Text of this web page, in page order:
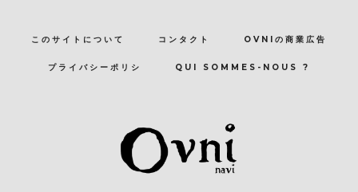
このサイトについて コンタクト OVNIの商業広告
プライバシーポリシ QUI SOMMES-NOUS ?